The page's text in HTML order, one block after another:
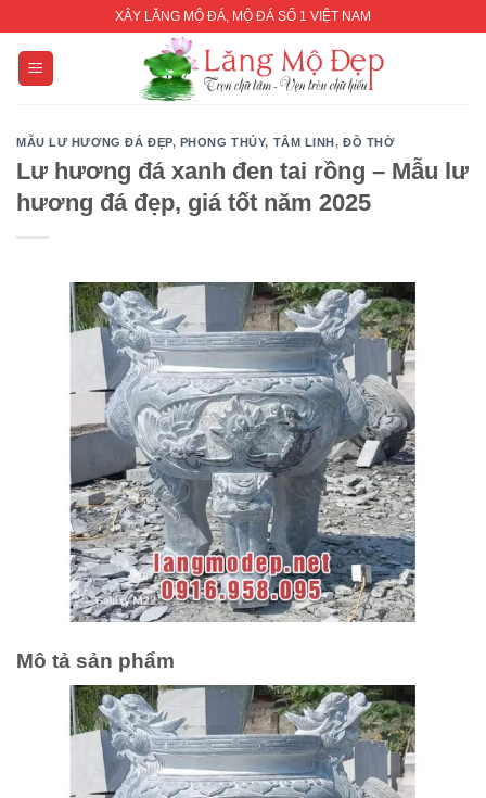
content
XÂY LĂNG MỘ ĐÁ, MỘ ĐÁ SỐ 1 VIỆT NAM
MẪU LƯ HƯƠNG ĐÁ ĐẸP, PHONG THỦY, TÂM LINH,ĐỒ THỜ
Lư hương đá xanh đen tai rồng – Mẫu lư
hương đá đẹp, giá tốt năm 2025
Mô tả sản phẩm